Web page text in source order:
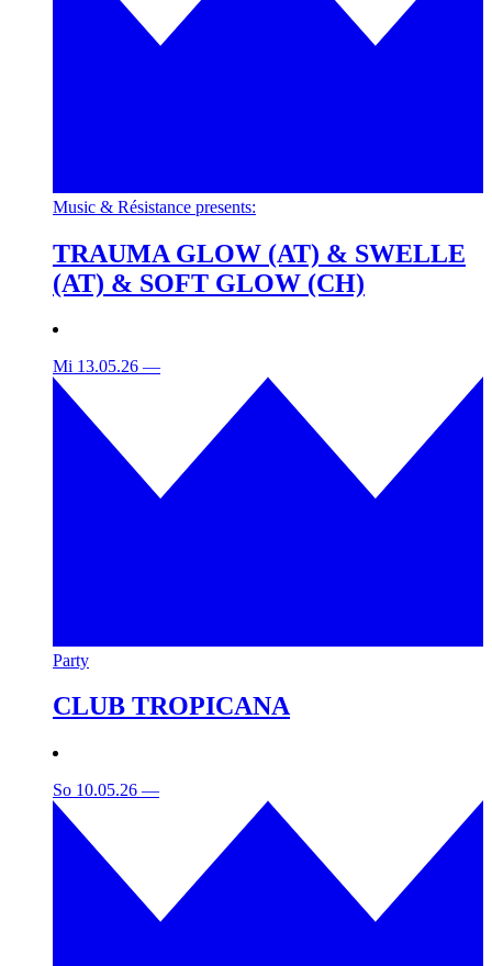
Music & Résistance presents:
TRAUMA GLOW (AT) & SWELLE
(AT) & SOFT GLOW (CH)
Mi 13.05.26 —
Party
CLUB TROPICANA
So 10.05.26 —